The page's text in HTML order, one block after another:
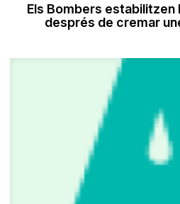
Els Bombers
després de cremar